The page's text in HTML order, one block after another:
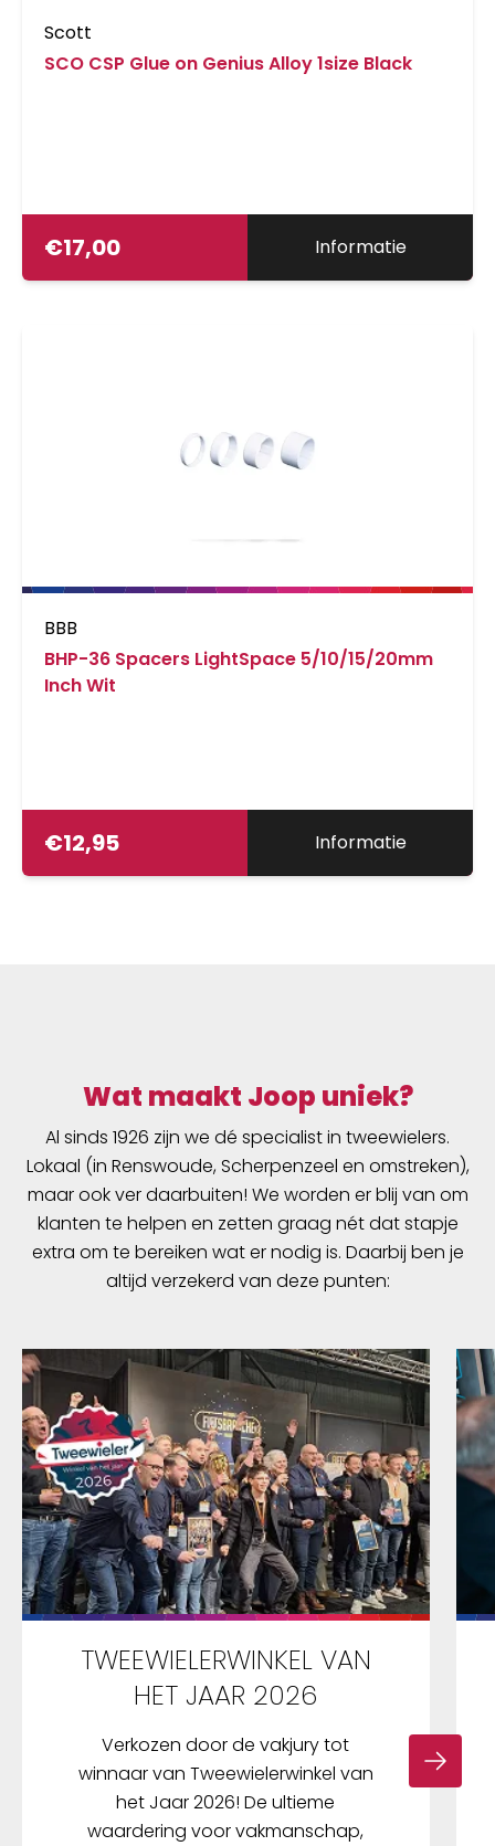
Scott
SCO CSP Glue on Genius Alloy 1size Black
€17,00 Informatie
BBB
BHP-36 Spacers LightSpace 5/10/15/20mm
Inch Wit
€12,95 Informatie
Wat maakt Joop uniek?
Al sinds 1926 zijn we dé specialist in tweewielers.
Lokaal (in Renswoude, Scherpenzeel en omstreken),
maar ook ver daarbuiten! We worden er blij van om
klanten te helpen en zetten graag nét dat stapje
extra om te bereiken wat er nodig is. Daarbij ben je
altijd verzekerd van deze punten:
TWEEWIELERWINKEL VAN
HET JAAR 2026
Verkozen door de vakjury tot
winnaar van Tweewielerwinkel van
het Jaar 2026! De ultieme
waardering voor vakmanschap,